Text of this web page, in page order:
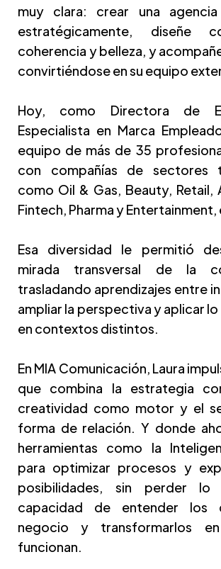
muy clara: crear una
estratégicamente, diseñe
coherencia y belleza, y
convirtiéndose en su equipo
Hoy, como Directora de
Especialista en Marca
equipo de más de 35
con compañías de sectores
como Oil & Gas, Beauty, Retail,
Fintech, Pharma y
Esa diversidad le permitió
mirada transversal de la
trasladando aprendizajes entre
ampliar la perspectiva y aplicar
en contextos distintos.
En MIA Comunicación, Laura
que combina la estrategia
creatividad como motor y el
forma de relación. Y donde
herramientas como la
para optimizar procesos y
posibilidades, sin perder lo
capacidad de entender los
negocio y transformarlos
funcionan.